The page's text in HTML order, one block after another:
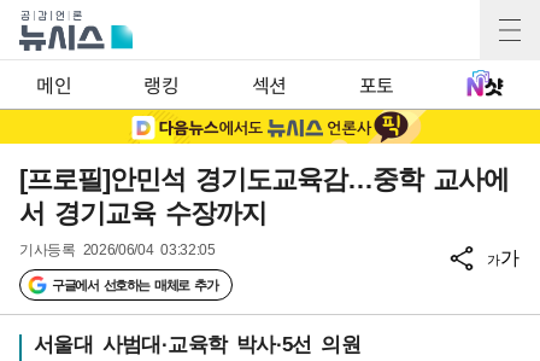
메인 랭킹 섹션 포토
[프로필]안민석 경기도교육감…중학 교사에
서 경기교육 수장까지
기사등록 2026/06/04 03:32:05
구글에서 선호하는 매체로 추가
가가
서울대 사범대·교육학 박사·5선 의원